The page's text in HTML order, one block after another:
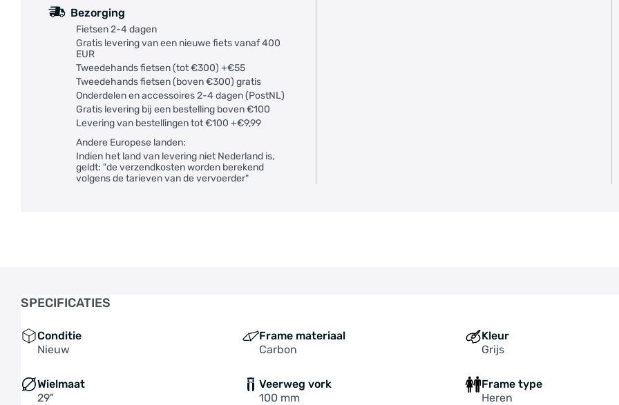
Bezorging
Fietsen 2-4 dagen
Gratis levering van een nieuwe fiets vanaf 400
EUR
Tweedehands fietsen (tot €300) +€55
Tweedehands fietsen (boven €300) gratis
Onderdelen en accessoires 2-4 dagen (PostNL)
Gratis levering bij een bestelling boven €100
Levering van bestellingen tot €100 +€9,99
Andere Europese landen:
Indien het land van levering niet Nederland is,
geldt: "de verzendkosten worden berekend
volgens de tarieven van de vervoerder"
SPECIFICATIES
Conditie
Nieuw
Frame materiaal
Carbon
Kleur
Grijs
Wielmaat
29"
Veerweg vork
100 mm
Frame type
Heren